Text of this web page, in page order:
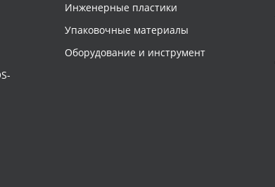
Инженерные пластики
Упаковочные материалы
Оборудование и инструмент